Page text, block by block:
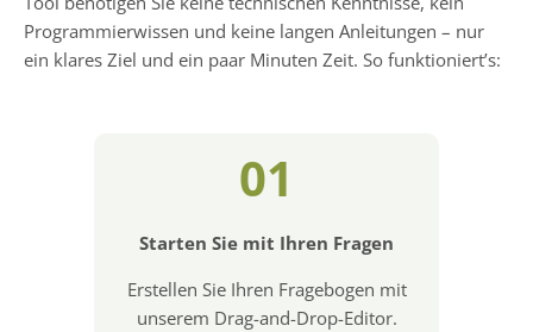
Programmierwissen und keine langen Anleitungen – nur
ein klares Ziel und ein paar Minuten Zeit. So funktioniert’s:
01
Starten Sie mit Ihren Fragen
Erstellen Sie Ihren Fragebogen mit
unserem Drag-and-Drop-Editor.